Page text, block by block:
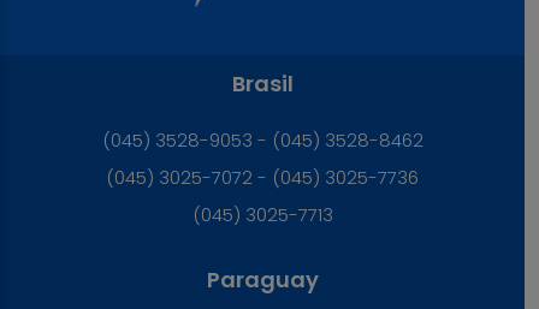
Brasil
(045) 3528-9053 - (045) 3528-8462
(045) 3025-7072 - (045) 3025-7736
(045) 3025-7713
Paraguay